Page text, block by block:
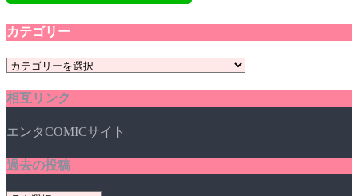
カテゴリー
カ
ゴ
ー
相互リンク
エンタCOMICサイト
過去の投稿